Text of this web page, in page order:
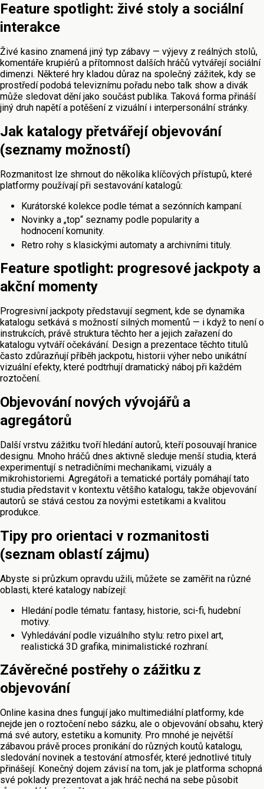
Feature spotlight: živé stoly a sociální
interakce
Živé kasino znamená jiný typ zábavy — výjevy z reálných stolů,
komentáře krupiérů a přítomnost dalších hráčů vytvářejí sociální
dimenzi. Některé hry kladou důraz na společný zážitek, kdy se
prostředí podobá televiznímu pořadu nebo talk show a divák
může sledovat dění jako součást publika. Taková forma přináší
jiný druh napětí a potěšení z vizuální i interpersonální stránky.
Jak katalogy přetvářejí objevování
(seznamy možností)
Rozmanitost lze shrnout do několika klíčových přístupů, které
platformy používají při sestavování katalogů:
Kurátorské kolekce podle témat a sezónních kampaní.
Novinky a „top“ seznamy podle popularity a
hodnocení komunity.
Retro rohy s klasickými automaty a archivními tituly.
Feature spotlight: progresové jackpoty a
akční momenty
Progresivní jackpoty představují segment, kde se dynamika
katalogu setkává s možností silných momentů — i když to není o
instrukcích, právě struktura těchto her a jejich zařazení do
katalogu vytváří očekávání. Design a prezentace těchto titulů
často zdůrazňují příběh jackpotu, historii výher nebo unikátní
vizuální efekty, které podtrhují dramatický náboj při každém
roztočení.
Objevování nových vývojářů a
agregátorů
Další vrstvu zážitku tvoří hledání autorů, kteří posouvají hranice
designu. Mnoho hráčů dnes aktivně sleduje menší studia, která
experimentují s netradičními mechanikami, vizuály a
mikrohistoriemi. Agregátoři a tematické portály pomáhají tato
studia představit v kontextu většího katalogu, takže objevování
autorů se stává cestou za novými estetikami a kvalitou
produkce.
Tipy pro orientaci v rozmanitosti
(seznam oblastí zájmu)
Abyste si průzkum opravdu užili, můžete se zaměřit na různé
oblasti, které katalogy nabízejí:
Hledání podle tématu: fantasy, historie, sci-fi, hudební
motivy.
Vyhledávání podle vizuálního stylu: retro pixel art,
realistická 3D grafika, minimalistické rozhraní.
Závěrečné postřehy o zážitku z
objevování
Online kasina dnes fungují jako multimediální platformy, kde
nejde jen o roztočení nebo sázku, ale o objevování obsahu, který
má své autory, estetiku a komunity. Pro mnohé je největší
zábavou právě proces pronikání do různých koutů katalogu,
sledování novinek a testování atmosfér, které jednotlivé tituly
přinášejí. Konečný dojem závisí na tom, jak je platforma schopná
své poklady prezentovat a jak hráč nechá na sebe působit